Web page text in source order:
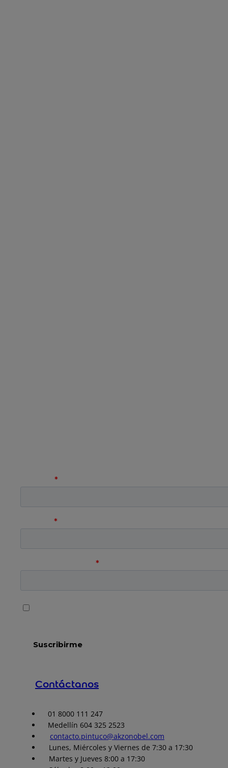
Contáctanos
01 8000 111 247
Medellín 604 325 2523
contacto.pintuco@akzonobel.com
Lunes, Miércoles y Viernes de 7:30 a 17:30
Martes y Jueves 8:00 a 17:30